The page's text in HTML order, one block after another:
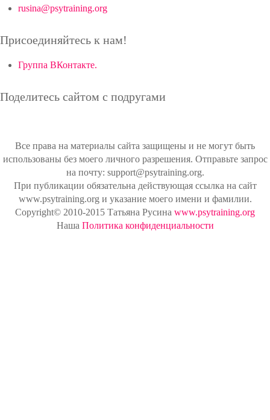
rusina@psytraining.org
Присоединяйтесь к нам!
Группа ВКонтакте.
Поделитесь сайтом с подругами
Все права на материалы сайта защищены и не могут быть
использованы без моего личного разрешения. Отправьте запрос
на почту: support@psytraining.org.
При публикации обязательна действующая ссылка на сайт
www.psytraining.org и указание моего имени и фамилии.
Copyright© 2010-2015 Татьяна Русина www.psytraining.org
Наша Политика конфиденциальности